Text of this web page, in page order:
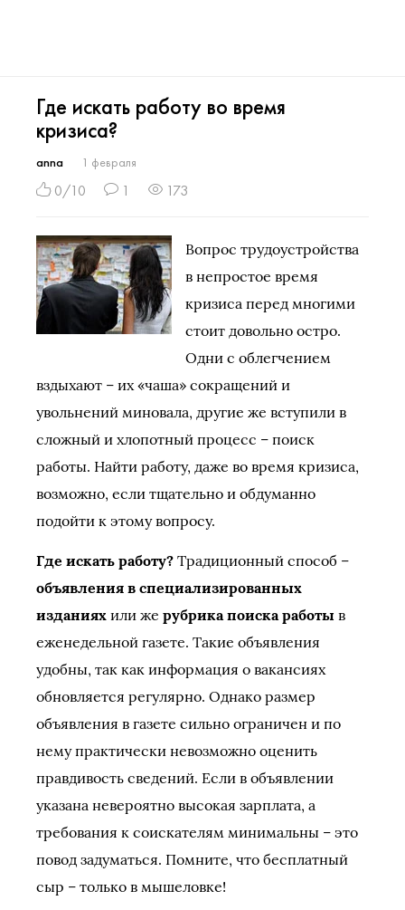
Где искать работу во время
кризиса?
anna 1 февраля
0/10 1 173
Вопрос трудоустройства
в непростое время
кризиса перед многими
стоит довольно остро.
Одни с облегчением
вздыхают – их «чаша» сокращений и
увольнений миновала, другие же вступили в
сложный и хлопотный процесс – поиск
работы. Найти работу, даже во время кризиса,
возможно, если тщательно и обдуманно
подойти к этому вопросу.
Где искать работу? Традиционный способ –
объявления в специализированных
изданиях или же рубрика поиска работы в
еженедельной газете. Такие объявления
удобны, так как информация о вакансиях
обновляется регулярно. Однако размер
объявления в газете сильно ограничен и по
нему практически невозможно оценить
правдивость сведений. Если в объявлении
указана невероятно высокая зарплата, а
требования к соискателям минимальны – это
повод задуматься. Помните, что бесплатный
сыр – только в мышеловке!